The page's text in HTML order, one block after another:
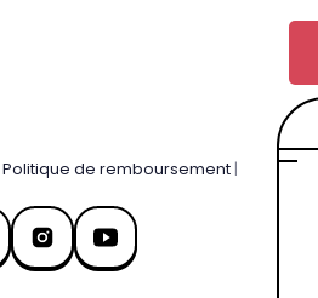
Politique de remboursement|